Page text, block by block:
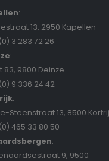
:
13, 2950 Kapellen
3 283 72 26
:
83, 9800 Deinze
9 336 24 42
:
Steenstraat 13, 8500
465 33 80 50
:
9, 9500